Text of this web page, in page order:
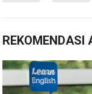
REKOMENDASI